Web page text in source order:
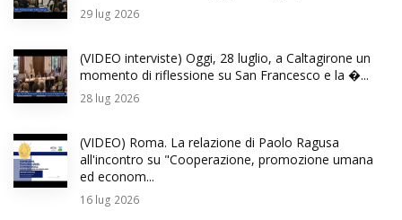
29 lug 2026
(VIDEO interviste) Oggi, 28 luglio, a Caltagirone un
momento di riflessione su San Francesco e la �...
28 lug 2026
(VIDEO) Roma. La relazione di Paolo Ragusa
all'incontro su "Cooperazione, promozione umana
ed econom...
16 lug 2026